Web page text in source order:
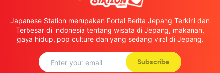
Japanese Station merupakan Portal Berita Jepang Terkini dan
Terbesar di Indonesia tentang wisata di Jepang, makanan,
gaya hidup, pop culture dan yang sedang viral di Jepang.
Subscribe